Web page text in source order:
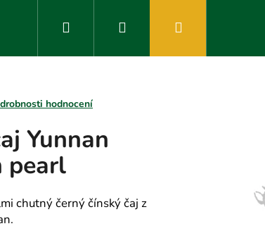
Hledat Přihlášení
hodnocení
Yunnan
pearl
chutný černý čínský čaj z